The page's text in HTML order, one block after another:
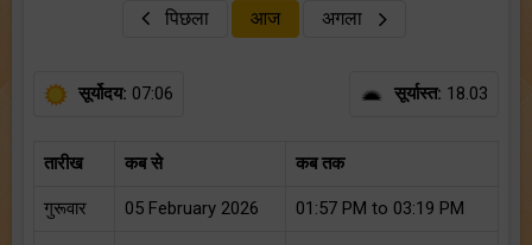
पिछला आज अगला
सूर्योदय: 07:06 सूर्यास्त: 18.03
तारीख कब से कब तक
गुरूवार 05 February 2026 01:57 PM to 03:19 PM